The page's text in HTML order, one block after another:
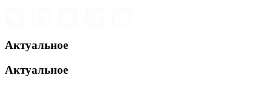
Актуальное
Актуальное